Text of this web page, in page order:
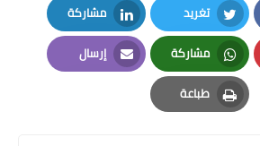
تغريد
Twitter
مشاركة
LinkedIn
مشاركة
Whatsapp
إرسال
Email
طباعة
Print